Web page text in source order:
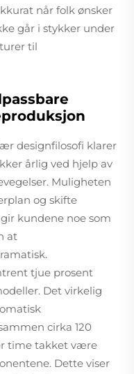
når folk ønsker
går i stykker under
til
designfilosofi klarer
årlig ved hjelp av
Muligheten
og skifte
kundene noe som
at
tjue prosent
Det virkelig
cirka 120
time takket være
Dette viser